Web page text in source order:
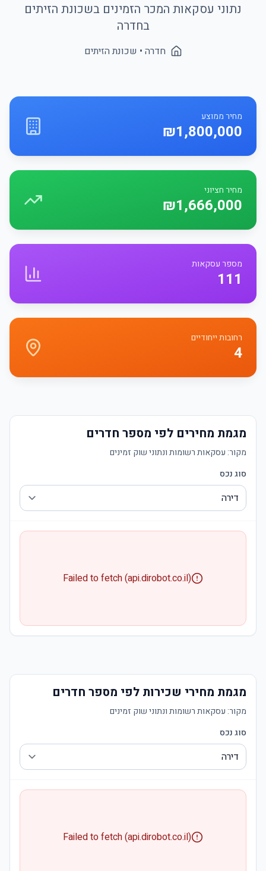
נתוני עסקאות המכר הזמינים בשכונת הזיתים
בחדרה
חדרה • שכונת הזיתים
מחיר ממוצע
₪1,800,000
מחיר חציוני
₪1,666,000
מספר עסקאות
111
רחובות ייחודיים
4
מגמת מחירים לפי מספר חדרים
מקור: עסקאות רשומות ונתוני שוק זמינים
סוג נכס
Failed to fetch (api.dirobot.co.il)
מגמת מחירי שכירות לפי מספר חדרים
מקור: עסקאות רשומות ונתוני שוק זמינים
סוג נכס
Failed to fetch (api.dirobot.co.il)